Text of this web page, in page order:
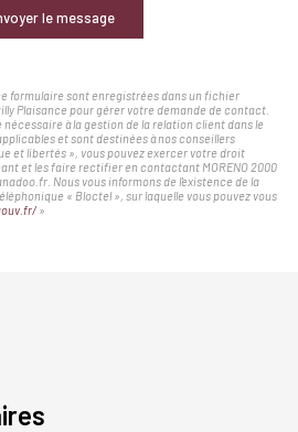
le message
formulaire sont enregistrées dans un fichier
Plaisance pour gérer votre demande de contact.
nécessaire à la gestion de la relation client dans le
et sont destinées à nos conseillers
et libertés », vous pouvez exercer votre droit
et les faire rectifier en contactant MORENO 2000
Nous vous informons de l'existence de la
« Bloctel », sur laquelle vous pouvez vous
»